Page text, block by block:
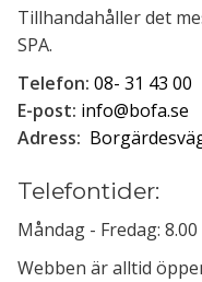
Tillhandahåller det
SPA.
Telefon: 08- 31 43 00
E-post: info@bofa.se
Adress:
Telefontider:
Måndag - Fredag: 8.00
Webben är alltid